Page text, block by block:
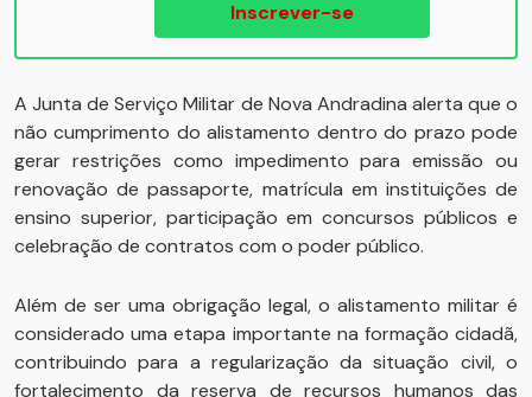
Inscrever-se
A Junta de Serviço Militar de Nova Andradina alerta que o
não cumprimento do alistamento dentro do prazo pode
gerar restrições como impedimento para emissão ou
renovação de passaporte, matrícula em instituições de
ensino superior, participação em concursos públicos e
celebração de contratos com o poder público.
Além de ser uma obrigação legal, o alistamento militar é
considerado uma etapa importante na formação cidadã,
contribuindo para a regularização da situação civil, o
fortalecimento da reserva de recursos humanos das